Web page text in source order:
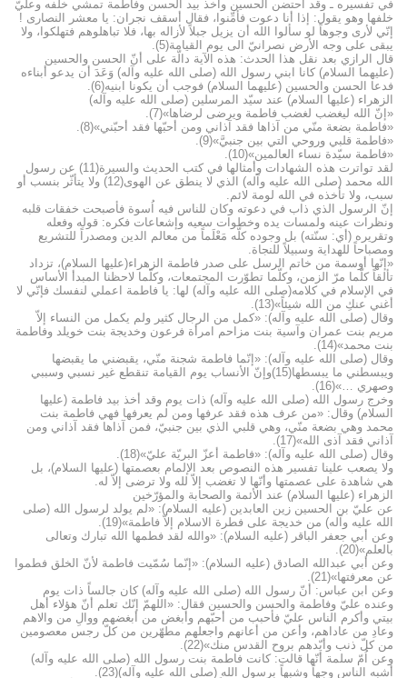
في تفسيره ـ وقد احتضن الحسين وأخذ بيد الحسن وفاطمة تمشي خلفه وعليّ
خلفها وهو يقول: إذا أنا دعوت فأمِّنوا، فقال أسقف نجران: يا معشر النصارى !
إنّي لأرى وجوهاً لو سألوا الله أن يزيل جبلاً لأزاله بها، فلا تباهلوهم فتهلكوا، ولا
يبقى على وجه الأرض نصرانيّ الى يوم القيامة(5).
قال الرازي بعد نقل هذا الحدث: هذه الآية دالّة على أنّ الحسن والحسين
(عليهما السلام) كانا ابني رسول الله (صلى الله عليه وآله) وَعَدَ أن يدعو أبناءه
فدعا الحسن والحسين (عليهما السلام) فوجب أن يكونا ابنيه(6).
الزهراء (عليها السلام) عند سيّد المرسلين (صلى الله عليه وآله)
«إنّ الله ليغضب لغضب فاطمة ويرضى لرضاها»(7).
«فاطمة بضعة منّي من آذاها فقد آذاني ومن أحبّها فقد أحبّني»(8).
«فاطمة قلبي وروحي التي بين جنبيَّ»(9).
«فاطمة سيّدة نساء العالمين»(10).
لقد تواترت هذه الشهادات وأمثالها في كتب الحديث والسيرة(11) عن رسول
الله محمد (صلى الله عليه وآله) الذي لا ينطق عن الهوى(12) ولا يتأثّر بنسب أو
سبب، ولا تأخذه في الله لومة لائم.
إنّ الرسول الذي ذاب في دعوته وكان للناس فيه اُسوة فأصبحت خفقات قلبه
ونظرات عينه ولمسات يده وخطوات سعيه وإشعاعات فكره: قوله وفعله
وتقريره (أي: سنّته) بل وجوده كلّه مَعْلَماً من معالم الدين ومصدراً للتشريع
ومصباحاً للهداية وسبيلاً للنجاة.
«إنّها أوسمة من خاتم الرسل على صدر فاطمة الزهراء(عليها السلام)، تزداد
تألقاً كلّما مرّ الزمن، وكلّما تطوّرت المجتمعات، وكلّما لاحظنا المبدأ الأساس
في الإسلام في كلامه(صلى الله عليه وآله) لها: يا فاطمة اعملي لنفسك فإنّي لا
أغني عنكِ من الله شيئاً»(13).
وقال (صلى الله عليه وآله): «كمل من الرجال كثير ولم يكمل من النساء إلاّ
مريم بنت عمران وآسية بنت مزاحم امرأة فرعون وخديجة بنت خويلد وفاطمة
بنت محمد»(14).
وقال (صلى الله عليه وآله): «إنّما فاطمة شجنة منّي، يقبضني ما يقبضها
ويبسطني ما يبسطها(15)وإنّ الأنساب يوم القيامة تنقطع غير نسبي وسببي
وصهري …»(16).
وخرج رسول الله (صلى الله عليه وآله) ذات يوم وقد أخذ بيد فاطمة (عليها
السلام) وقال: «من عرف هذه فقد عرفها ومن لم يعرفها فهي فاطمة بنت
محمد وهي بضعة منّي، وهي قلبي الذي بين جنبيّ، فمن آذاها فقد آذاني ومن
آذاني فقد آذى الله»(17).
وقال (صلى الله عليه وآله): «فاطمة أعزّ البريّة عليّ»(18).
ولا يصعب علينا تفسير هذه النصوص بعد الإلمام بعصمتها (عليها السلام)، بل
هي شاهدة على عصمتها وأنّها لا تغضب إلاّ لله ولا ترضى إلاّ له.
الزهراء (عليها السلام) عند الأئمة والصحابة والمؤرّخين
عن عليّ بن الحسين زين العابدين (عليه السلام): «لم يولد لرسول الله (صلى
الله عليه وآله) من خديجة على فطرة الاسلام إلاّ فاطمة»(19).
وعن أبي جعفر الباقر (عليه السلام): «والله لقد فطمها الله تبارك وتعالى
بالعلم»(20).
وعن أبي عبدالله الصادق (عليه السلام): «إنّما سُمّيت فاطمة لأنّ الخلق فطموا
عن معرفتها»(21).
وعن ابن عباس: أنّ رسول الله (صلى الله عليه وآله) كان جالساً ذات يوم
وعنده عليّ وفاطمة والحسن والحسين فقال: «اللهمّ إنّك تعلم أنّ هؤلاء أهل
بيتي وأكرم الناس عليّ فأحبب من أحبّهم وأبغض من أبغضهم ووالِ من والاهم
وعادِ من عاداهم، وأعن من أعانهم واجعلهم مطهّرين من كلّ رجس معصومين
من كلّ ذنب وأيّدهم بروح القدس منك»(22).
وعن اُمّ سلمة أنّها قالت: كانت فاطمة بنت رسول الله (صلى الله عليه وآله)
أشبه الناس وجهاً وشبهاً برسول الله (صلى الله عليه وآله)(23).